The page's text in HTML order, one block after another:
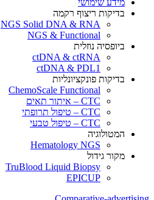
מידע שימושי
בדיקות ריצוף רקמה
NGS Solid DNA & RNA
NGS & Functional
ביופסיה נוזלית
ctDNA & ctRNA
ctDNA & PDL1
בדיקות פונקציונליות
ChemoScale Functional
CTC – איתור תאים
CTC – טיפול תרופתי
CTC – טיפול טבעי
המטולוגיה
Hematology NGS
מקור גידול
TruBlood Liquid Biopsy
EPICUP